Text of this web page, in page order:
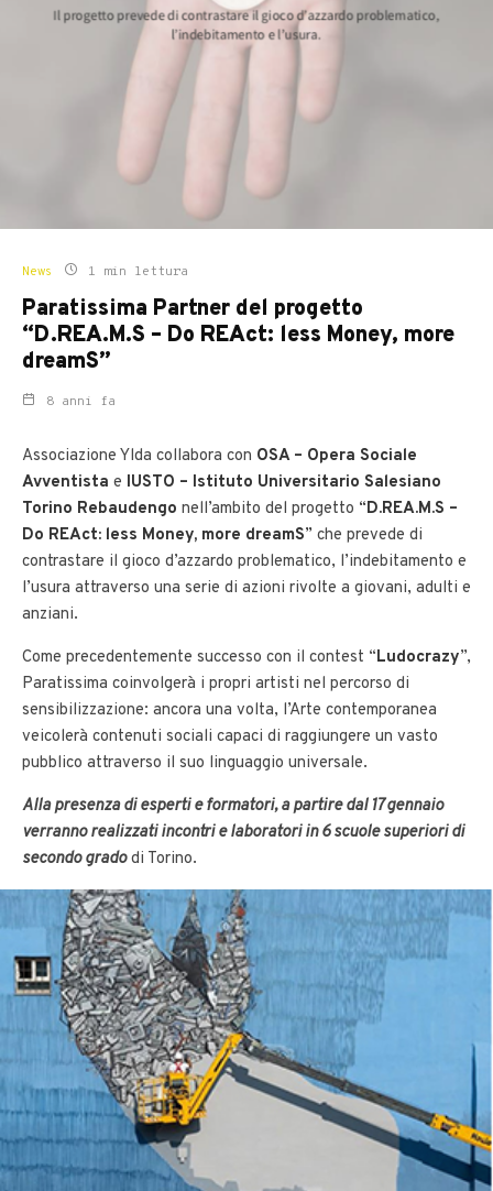
News 1 min lettura
Paratissima Partner del progetto
“D.REA.M.S – Do REAct: less Money, more
dreamS”
8 anni fa
Associazione Ylda collabora con OSA – Opera Sociale
Avventista e IUSTO – Istituto Universitario Salesiano
Torino Rebaudengo nell’ambito del progetto “D.REA.M.S –
Do REAct: less Money, more dreamS” che prevede di
contrastare il gioco d’azzardo problematico, l’indebitamento e
l’usura attraverso una serie di azioni rivolte a giovani, adulti e
anziani.
Come precedentemente successo con il contest “Ludocrazy”,
Paratissima coinvolgerà i propri artisti nel percorso di
sensibilizzazione: ancora una volta, l’Arte contemporanea
veicolerà contenuti sociali capaci di raggiungere un vasto
pubblico attraverso il suo linguaggio universale.
Alla presenza di esperti e formatori, a partire dal 17 gennaio
verranno realizzati incontri e laboratori in 6 scuole superiori di
secondo gradodi Torino.